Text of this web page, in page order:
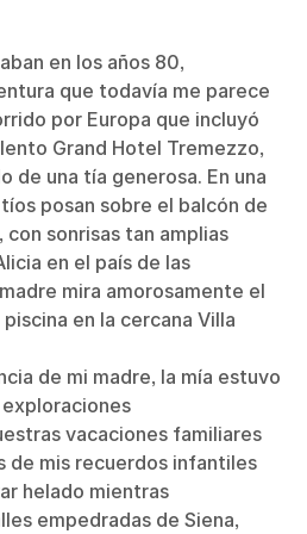
en los años 80,
que todavía me parece
por Europa que incluyó
Grand Hotel Tremezzo,
de una tía generosa. En una
posan sobre el balcón de
sonrisas tan amplias
en el país de las
mira amorosamente el
en la cercana Villa
de mi madre, la mía estuvo
vacaciones familiares
de mis recuerdos infantiles
helado mientras
empedradas de Siena,